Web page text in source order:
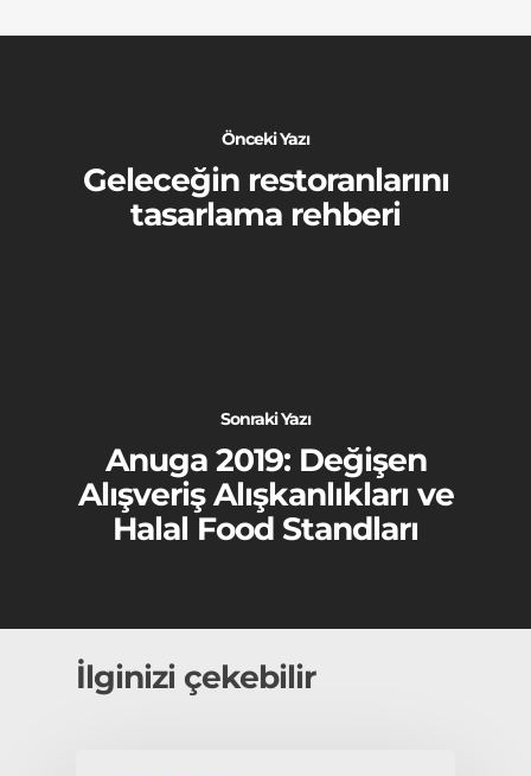
Önceki Yazı
Geleceğin restoranlarını
tasarlama rehberi
Sonraki Yazı
Anuga 2019: Değişen
Alışveriş Alışkanlıkları ve
Halal Food Standları
İlginizi çekebilir